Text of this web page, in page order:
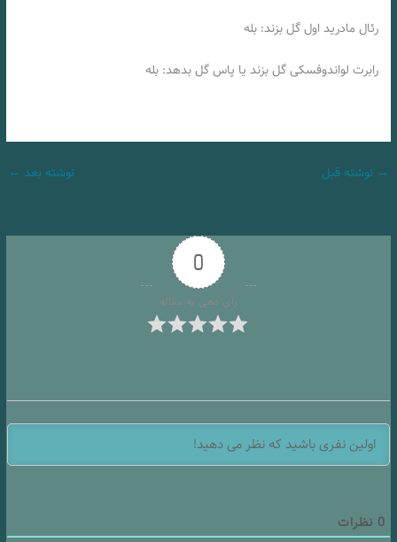
رئال مادرید اول گل بزند: بله
رابرت لواندوفسکی گل بزند یا پاس گل بدهد: بله
→ نوشته قبل نوشته بعد ←
0
رأی دهی به مقاله
0 نظرات